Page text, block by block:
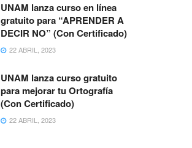
UNAM lanza curso en línea
gratuito para “APRENDER A
DECIR NO” (Con Certificado)
22 ABRIL, 2023
UNAM lanza curso gratuito
para mejorar tu Ortografía
(Con Certificado)
22 ABRIL, 2023